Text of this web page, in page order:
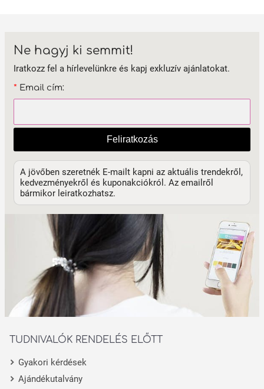
Ne hagyj ki semmit!
Iratkozz fel a hírlevelünkre és kapj exkluzív ajánlatokat.
* Email cím:
Feliratkozás
A jövőben szeretnék E-mailt kapni az aktuális trendekről,
kedvezményekről és kuponakciókról. Az emailről
bármikor leiratkozhatsz.
TUDNIVALÓK RENDELÉS ELŐTT
Gyakori kérdések
Ajándékutalvány